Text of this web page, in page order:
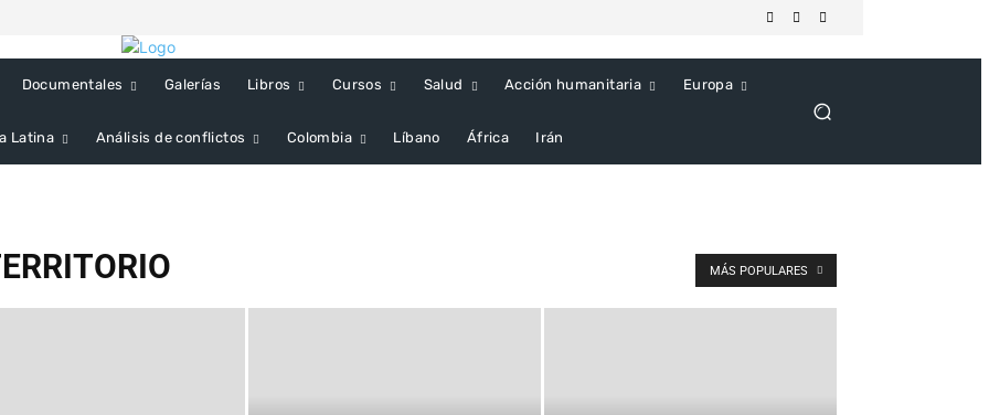
Documentales Galerías Libros Cursos Salud Acción humanitaria Europa
Latina Análisis de conflictos Colombia Líbano África Irán
MÁS POPULARES